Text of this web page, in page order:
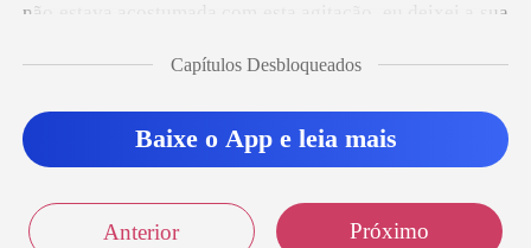
não estava acostumada com esta agitação,
Capítulos Desbloqueados
Baixe o App e leia mais
Anterior Próximo